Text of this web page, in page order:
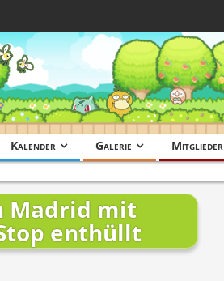
Kalender Galerie Mitglieder
Madrid mit
enthüllt